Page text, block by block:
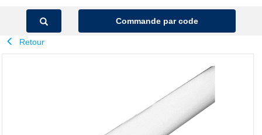
Commande par code
Retour